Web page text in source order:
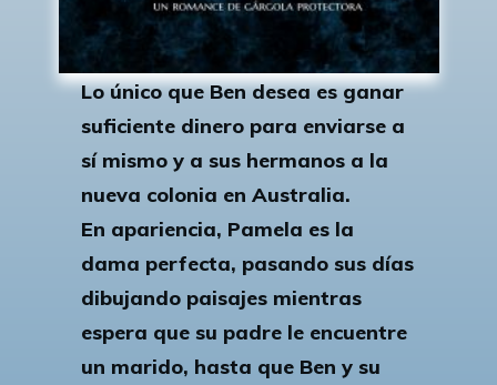
Lo único que Ben desea es ganar
suficiente dinero para enviarse a
sí mismo y a sus hermanos a la
nueva colonia en Australia.
En apariencia, Pamela es la
dama perfecta, pasando sus días
dibujando paisajes mientras
espera que su padre le encuentre
un marido, hasta que Ben y su